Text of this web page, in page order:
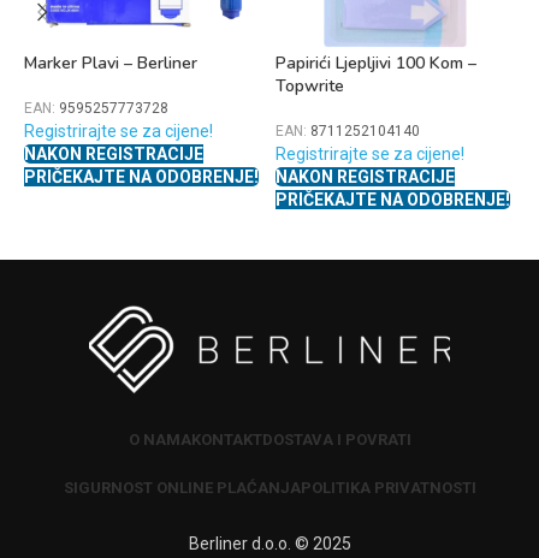
Marker Plavi – Berliner
EAN: 9595257773728
Registrirajte se za cijene!
NAKON REGISTRACIJE
PRIČEKAJTE NA ODOBRENJE!
Papirići Ljepljivi 100 Kom –
Topwrite
EAN: 8711252104140
Registrirajte se za cijene!
NAKON REGISTRACIJE
PRIČEKAJTE NA ODOBRENJE!
O NAMAKONTAKTDOSTAVA I POVRATI
SIGURNOST ONLINE PLAĆANJAPOLITIKA PRIVATNOSTI
Berliner d.o.o. © 2025